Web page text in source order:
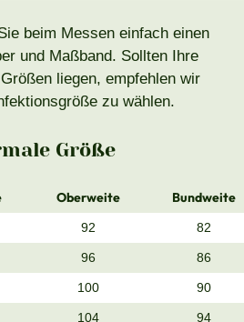
beim Messen einfach einen
und Maßband. Sollten Ihre
liegen, empfehlen wir
zu wählen.
Größe
Oberweite
Bundweite
92 82
96 86
100 90
104 94